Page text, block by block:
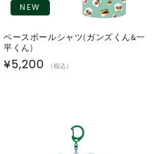
NEW
ベースボールシャツ(ガンズくん&一
平くん)
通
¥5,200 （税込）